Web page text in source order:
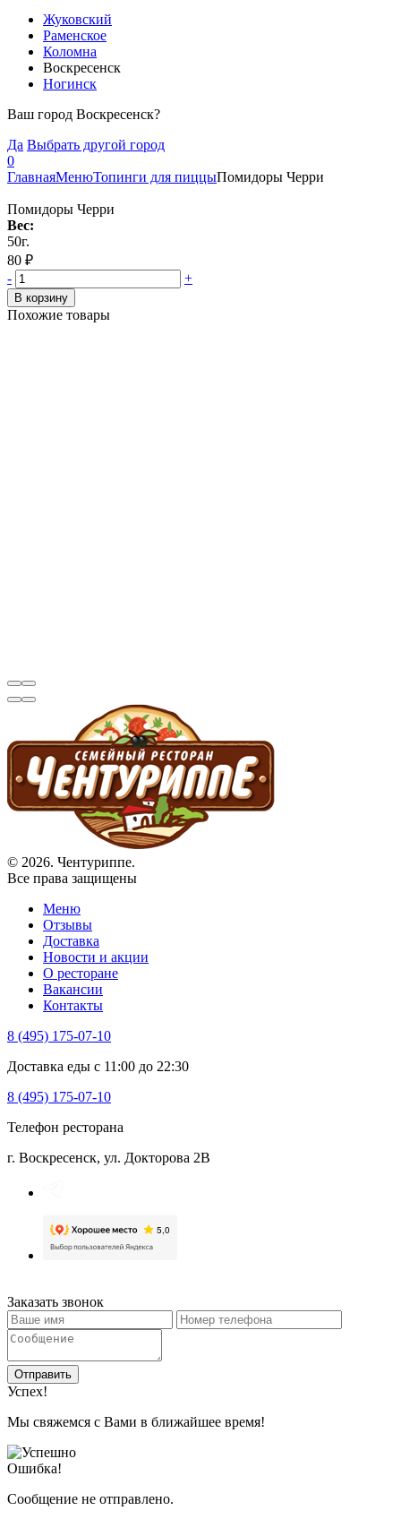
Жуковский
Раменское
Коломна
Воскресенск
Ногинск
Ваш город Воскресенск?
Да Выбрать другой город
0
ГлавнаяМенюТопинги для пиццыПомидоры Черри
Помидоры Черри
Вес:
50г.
80 ₽
-
+
В корзину
Похожие товары
© 2026. Чентуриппе.
Все права защищены
Меню
Отзывы
Доставка
Новости и акции
О ресторане
Вакансии
Контакты
8 (495) 175-07-10
Доставка еды с 11:00 до 22:30
8 (495) 175-07-10
Телефон ресторана
г. Воскресенск, ул. Докторова 2B
Заказать звонок
Отправить
Успех!
Мы свяжемся с Вами в ближайшее время!
Ошибка!
Сообщение не отправлено.